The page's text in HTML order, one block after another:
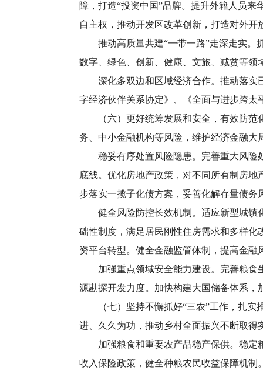
障，打造“投资中国”品牌。提升外籍人员
自主权，推动开发区改革创新，打造对外开
推动高质量共建“一带一路”走深走实。抓
数字、绿色、创新、健康、文旅、减贫等领
深化多双边和区域经济合作。推动落实已
字经济伙伴关系协定》、《全面与进步跨
（六）更好统筹发展和安全，有效防范化
务、中小金融机构等风险，维护经济金融大
稳妥有序处置风险隐患。完善重大风险处
底线。优化房地产政策，对不同所有制房
步落实一揽子化债方案，妥善化解存量债
健全风险防控长效机制。适应新型城镇化
础性制度，满足居民刚性住房需求和多样
资平台转型。健全金融监管体制，提高金融
加强重点领域安全能力建设。完善粮食生
源勘探开发力度。加快构建大国储备体系
（七）坚持不懈抓好“三农”工作，扎实推
进、久久为功，推动乡村全面振兴不断取得
加强粮食和重要农产品稳产保供。稳定粮
收入保险政策，健全种粮农民收益保障机